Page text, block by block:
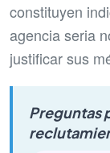
constituyen
agencia seria
justificar sus
Preguntas